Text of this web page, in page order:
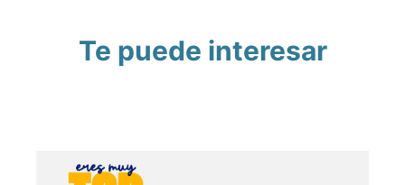
Te puede interesar